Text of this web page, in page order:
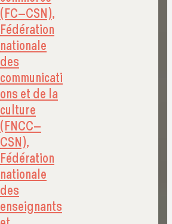
(FC–CSN),
Fédération
nationale
des
communicati
ons et de la
culture
(FNCC–
CSN),
Fédération
nationale
des
enseignants